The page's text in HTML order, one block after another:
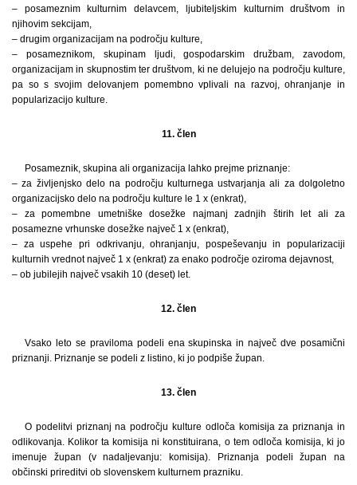
– posameznim kulturnim delavcem, ljubiteljskim kulturnim društvom in
njihovim sekcijam,
– drugim organizacijam na področju kulture,
– posameznikom, skupinam ljudi, gospodarskim družbam, zavodom,
organizacijam in skupnostim ter društvom, ki ne delujejo na področju kulture,
pa so s svojim delovanjem pomembno vplivali na razvoj, ohranjanje in
popularizacijo kulture.
11. člen
Posameznik, skupina ali organizacija lahko prejme priznanje:
– za življenjsko delo na področju kulturnega ustvarjanja ali za dolgoletno
organizacijsko delo na področju kulture le 1 x (enkrat),
– za pomembne umetniške dosežke najmanj zadnjih štirih let ali za
posamezne vrhunske dosežke največ 1 x (enkrat),
– za uspehe pri odkrivanju, ohranjanju, pospeševanju in popularizaciji
kulturnih vrednot največ 1 x (enkrat) za enako področje oziroma dejavnost,
– ob jubilejih največ vsakih 10 (deset) let.
12. člen
Vsako leto se praviloma podeli ena skupinska in največ dve posamični
priznanji. Priznanje se podeli z listino, ki jo podpiše župan.
13. člen
O podelitvi priznanj na področju kulture odloča komisija za priznanja in
odlikovanja. Kolikor ta komisija ni konstituirana, o tem odloča komisija, ki jo
imenuje župan (v nadaljevanju: komisija). Priznanja podeli župan na
občinski prireditvi ob slovenskem kulturnem prazniku.